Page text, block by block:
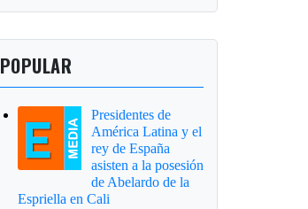
POPULAR
Presidentes de
América Latina y el
rey de España
asisten a la posesión
de Abelardo de la
Espriella en Cali